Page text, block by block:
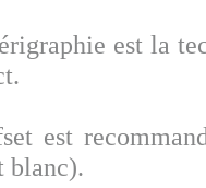
est la
est
blanc).